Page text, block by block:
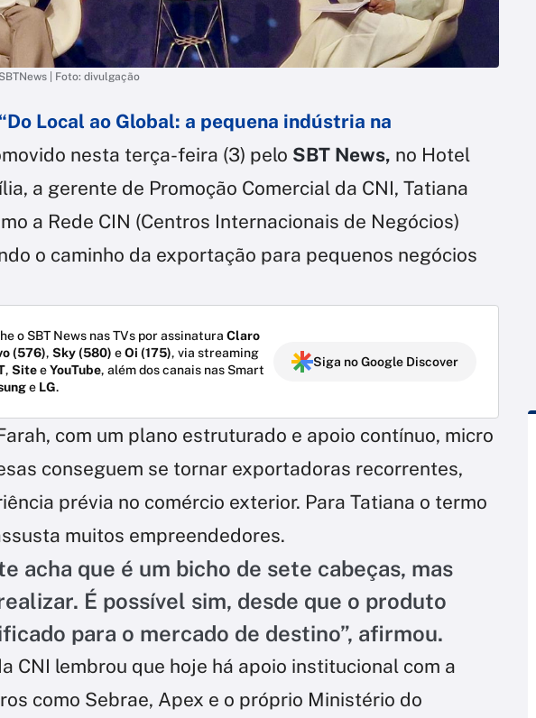
| Foto: divulgação
Local ao Global: a pequena indústria na
nesta terça-feira (3) pelo SBT News, no Hotel
a gerente de Promoção Comercial da CNI, Tatiana
a Rede CIN (Centros Internacionais de Negócios)
o caminho da exportação para pequenos negócios
o SBT News nas TVs por assinatura Claro
(576), Sky (580) eOi (175), via streaming
, SiteeYouTube, além dos canais nas Smart
e LG.
Siga no Google Discover
com um plano estruturado e apoio contínuo, micro
conseguem se tornar exportadoras recorrentes,
prévia no comércio exterior. Para Tatiana o termo
muitos empreendedores.
acha que é um bicho de sete cabeças, mas
É possível sim, desde que o produto
para o mercado de destino”, afirmou.
CNI lembrou que hoje há apoio institucional com a
como Sebrae, Apex e o próprio Ministério do